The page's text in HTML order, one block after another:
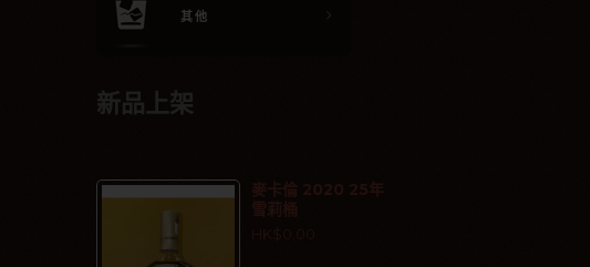
其他
新品上架
麥卡倫 2020 25年
雪莉桶
HK$0.00